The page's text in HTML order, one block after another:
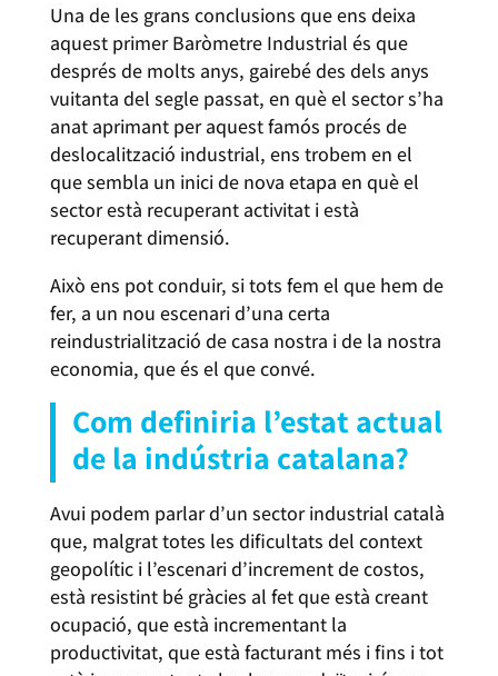
Una de les grans conclusions que ens deixa
aquest primer Baròmetre Industrial és que
després de molts anys, gairebé des dels anys
vuitanta del segle passat, en què el sector s’ha
anat aprimant per aquest famós procés de
deslocalització industrial, ens trobem en el
que sembla un inici de nova etapa en què el
sector està recuperant activitat i està
recuperant dimensió.
Això ens pot conduir, si tots fem el que hem de
fer, a un nou escenari d’una certa
reindustrialització de casa nostra i de la nostra
economia, que és el que convé.
Com definiria l’estat actual
de la indústria catalana?
Avui podem parlar d’un sector industrial català
que, malgrat totes les dificultats del context
geopolític i l’escenari d’increment de costos,
està resistint bé gràcies al fet que està creant
ocupació, que està incrementant la
productivitat, que està facturant més i fins i tot